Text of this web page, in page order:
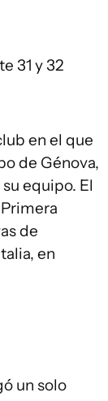
31 y 32
en el que
de Génova,
equipo. El
de
en
un solo